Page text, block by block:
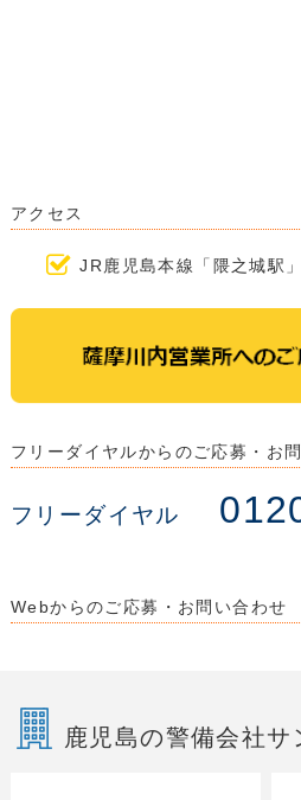
アクセス
JR鹿児島本線「隈之城駅
フリーダイヤルからのご応募・お
フリーダイヤル
Webからのご応募・お問い合わせ
鹿児島の警備会社サ